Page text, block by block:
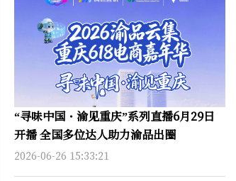
“寻味中国・渝见重庆”系列直播6月29日
开播 全国多位达人助力渝品出圈
2026-06-26 15:33:21